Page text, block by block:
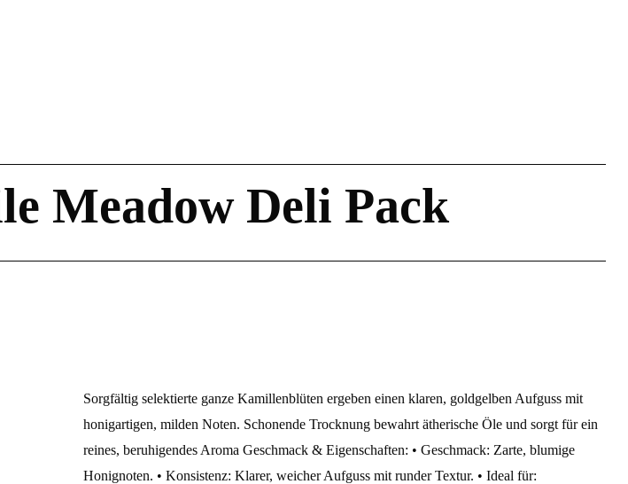
Meadow Deli Pack
Sorgfältig selektierte ganze Kamillenblüten ergeben einen klaren, goldgelben Aufguss mit
honigartigen, milden Noten. Schonende Trocknung bewahrt ätherische Öle und sorgt für ein
reines, beruhigendes Aroma Geschmack & Eigenschaften: • Geschmack: Zarte, blumige
Honignoten. • Konsistenz: Klarer, weicher Aufguss mit runder Textur. • Ideal für: